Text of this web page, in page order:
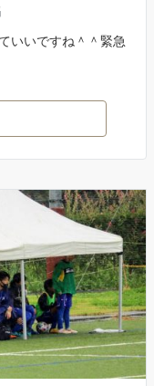
いいですね＾＾緊急